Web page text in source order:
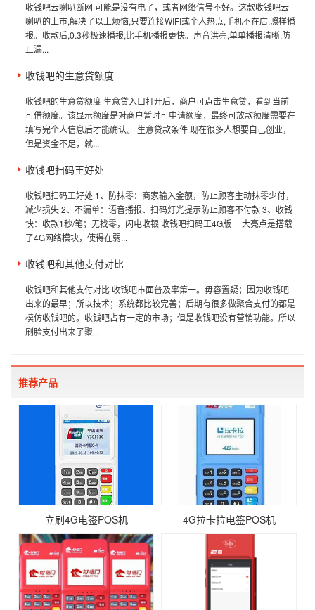
收钱吧云喇叭断网 可能是没有电了，或者网络信号不好。这款收钱吧云
喇叭的上市,解决了以上烦恼,只要连接WIFI或个人热点,手机不在店,照样播
报。收款后,0.3秒极速播报,比手机播报更快。声音洪亮,单单播报清晰,防
止漏...
收钱吧的生意贷额度
收钱吧的生意贷额度 生意贷入口打开后，商户可点击生意贷，看到当前
可借额度。该显示额度是对商户暂时可申请额度，最终可放款额度需要在
填写完个人信息后才能确认。 生意贷款条件 现在很多人想要自己创业，
但是资金不足，就...
收钱吧扫码王好处
收钱吧扫码王好处 1、防抹零：商家输入金额，防止顾客主动抹零少付，
减少损失 2、不漏单：语音播报、扫码灯光提示防止顾客不付款 3、收钱
快：收款1秒/笔；无找零，闪电收银 收钱吧扫码王4G版 一大亮点是搭载
了4G网络模块，使得在弱...
收钱吧和其他支付对比
收钱吧和其他支付对比 收钱吧市面普及率第一。毋容置疑；因为收钱吧
出来的最早；所以技术；系统都比较完善；后期有很多做聚合支付的都是
模仿收钱吧的。收钱吧占有一定的市场；但是收钱吧没有营销功能。所以
刷脸支付出来了聚...
推荐产品
立刷4G电签POS机 4G拉卡拉电签POS机